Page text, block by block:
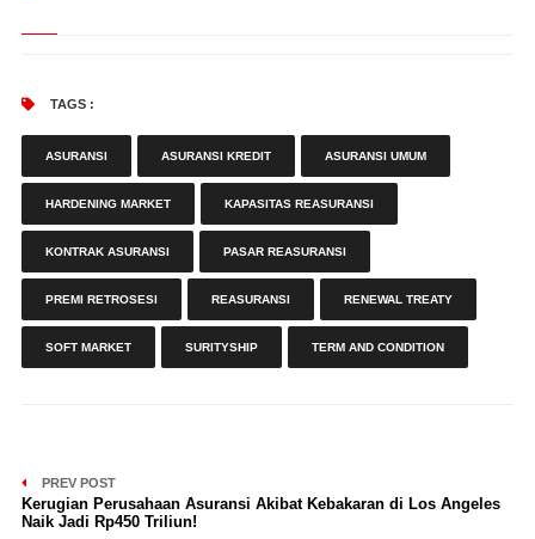
TAGS :
ASURANSI ASURANSI KREDIT ASURANSI UMUM
HARDENING MARKET KAPASITAS REASURANSI
KONTRAK ASURANSI PASAR REASURANSI
PREMI RETROSESI REASURANSI RENEWAL TREATY
SOFT MARKET SURITYSHIP TERM AND CONDITION
PREV POST
Kerugian Perusahaan Asuransi Akibat Kebakaran di Los Angeles
Naik Jadi Rp450 Triliun!